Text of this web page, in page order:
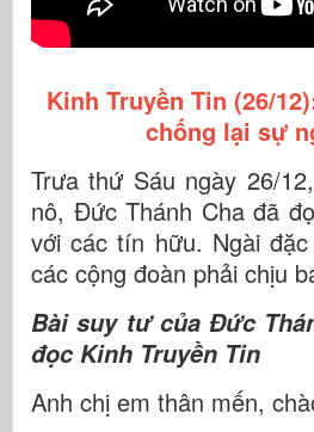
Kinh Truyền Tin (26/
chống lại sự
Trưa thứ Sáu ngày 26/
nô, Đức Thánh Cha đã
với các tín hữu. Ngài
các cộng đoàn phải chịu
Bài suy tư của Đức
đọc Kinh Truyền Tin
Anh chị em thân mến,